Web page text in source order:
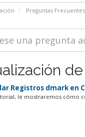
Preguntas Frecuentes
Registros dmark en
le mostraremos cómo